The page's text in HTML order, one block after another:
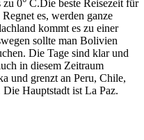
0° C.Die beste Reisezeit für
es, werden ganze
kommt es zu einer
sollte man Bolivien
Die Tage sind klar und
in diesem Zeitraum
und grenzt an Peru, Chile,
Hauptstadt ist La Paz.